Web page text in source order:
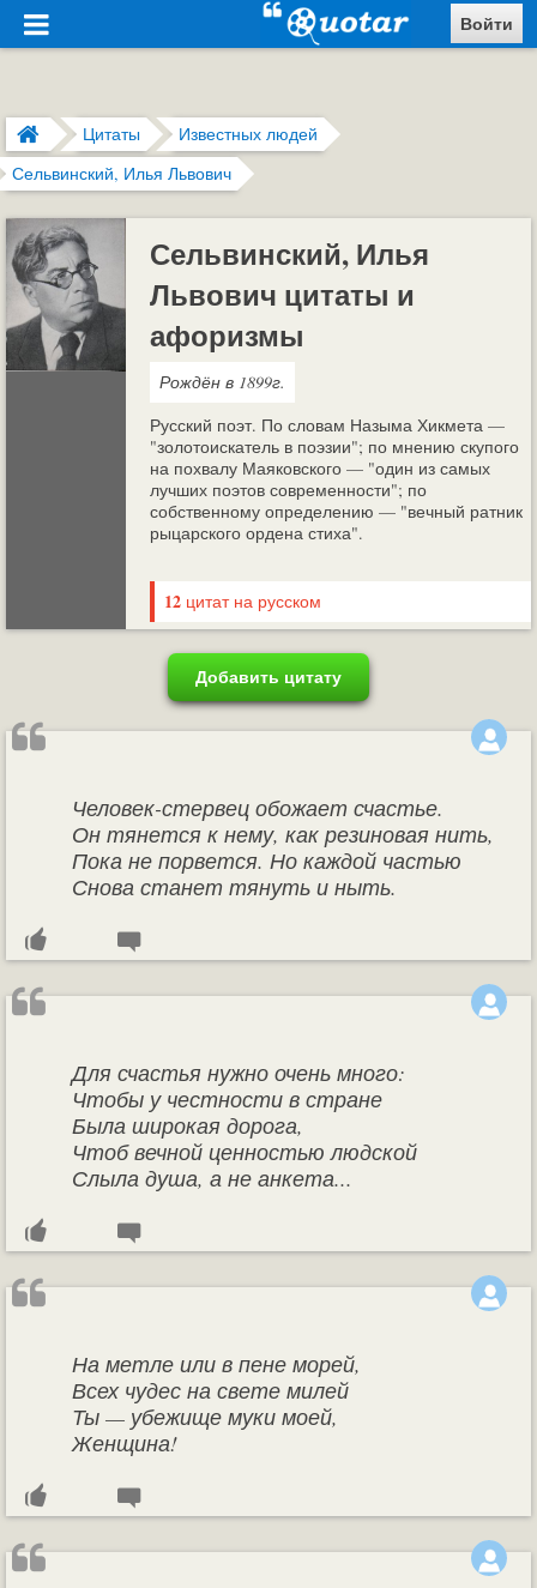
Войти
Цитаты
Известных людей
Сельвинский, Илья Львович
Сельвинский, Илья
Львович цитаты и
афоризмы
Рождён в 1899г.
Русский поэт. По словам Назыма Хикмета —
"золотоискатель в поэзии"; по мнению скупого
на похвалу Маяковского — "один из самых
лучших поэтов современности"; по
собственному определению — "вечный ратник
рыцарского ордена стиха".
12 цитат на русском
Добавить цитату
Человек-стервец обожает счастье.
Он тянется к нему, как резиновая нить,
Пока не порвется. Но каждой частью
Снова станет тянуть и ныть.
Для счастья нужно очень много:
Чтобы у честности в стране
Была широкая дорога,
Чтоб вечной ценностью людской
Слыла душа, а не анкета...
На метле или в пене морей,
Всех чудес на свете милей
Ты — убежище муки моей,
Женщина!